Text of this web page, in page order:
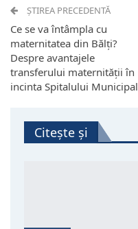
ȘTIREA PRECEDENTĂ
Ce se va întâmpla cu
maternitatea din Bălți?
Despre avantajele
transferului maternității în
incinta Spitalului Municipal
Citește și